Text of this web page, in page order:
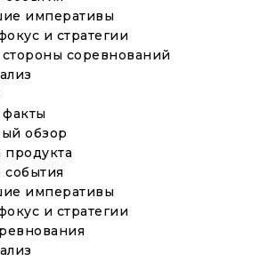
императивы
и стратегии
стороны соревнований
обзор
продукта
события
императивы
и стратегии